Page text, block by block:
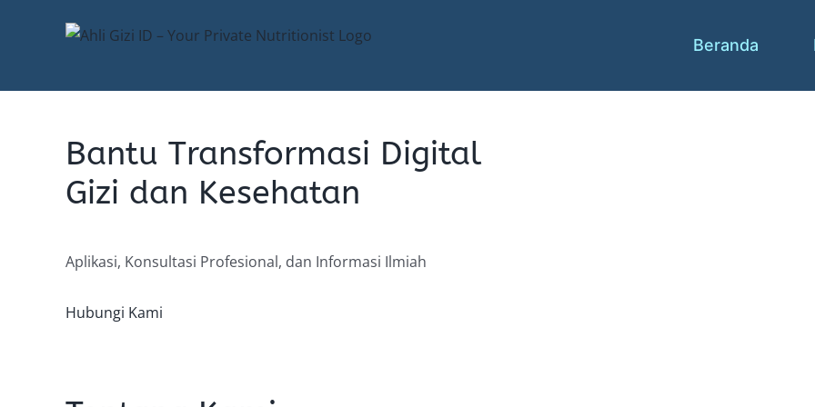
Beranda
Bantu Transformasi Digital
Gizi dan Kesehatan
Aplikasi, Konsultasi Profesional, dan Informasi Ilmiah
Hubungi Kami